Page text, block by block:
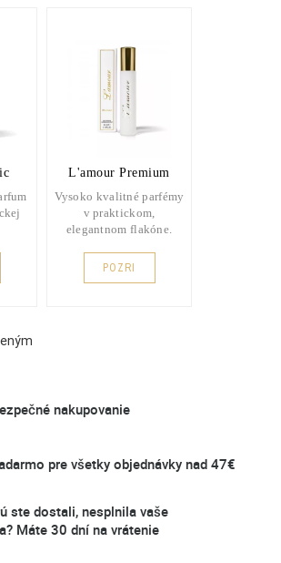
L'amour Premium
Vysoko kvalitné parfémy
v praktickom,
elegantnom flakóne.
POZRI
nakupovanie
pre všetky objednávky nad 47€
ste dostali, nesplnila vaše
Máte 30 dní na vrátenie